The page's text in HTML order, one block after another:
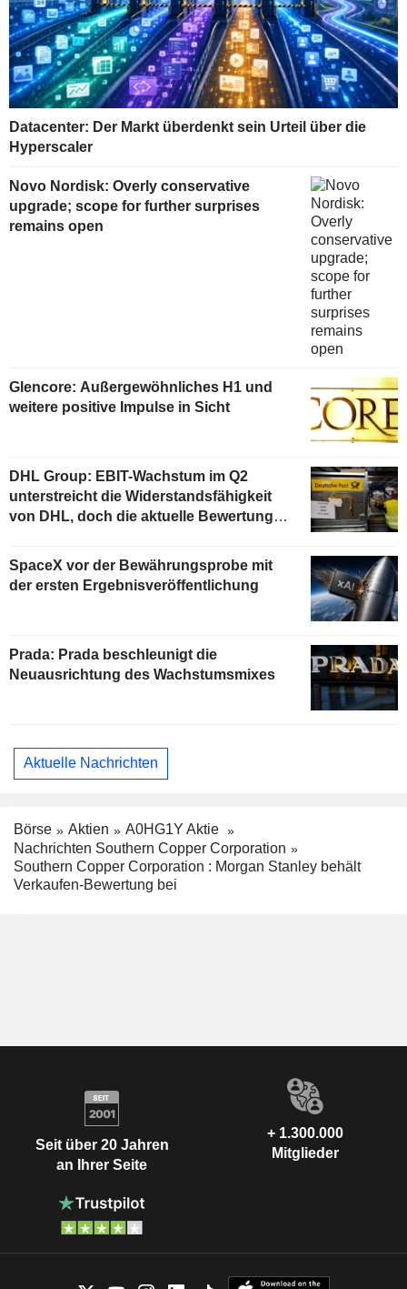
Datacenter: Der Markt überdenkt sein Urteil über die
Hyperscaler
Novo Nordisk: Overly conservative
upgrade; scope for further surprises
remains open
Glencore: Außergewöhnliches H1 und
weitere positive Impulse in Sicht
DHL Group: EBIT-Wachstum im Q2
unterstreicht die Widerstandsfähigkeit
von DHL, doch die aktuelle Bewertung
SpaceX vor der Bewährungsprobe mit
der ersten Ergebnisveröffentlichung
Prada: Prada beschleunigt die
Neuausrichtung des Wachstumsmixes
Aktuelle Nachrichten
Börse Aktien
A0HG1Y Aktie
Nachrichten Southern Copper Corporation
Southern Copper Corporation : Morgan Stanley behält
Verkaufen-Bewertung bei
Seit über 20 Jahren
an Ihrer Seite
+ 1.300.000
Mitglieder